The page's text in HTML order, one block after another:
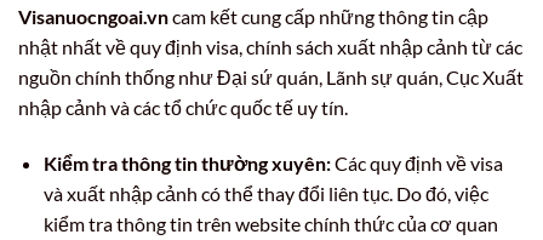
Visanuocngoai.vncam kết cung cấp những thông tin cập
nhật nhất về quy định visa, chính sách xuất nhập cảnh từ các
nguồn chính thống như Đại sứ quán, Lãnh sự quán, Cục Xuất
nhập cảnh và các tổ chức quốc tế uy tín.
Kiểm tra thông tin thường xuyên:Các quy định về visa
và xuất nhập cảnh có thể thay đổi liên tục. Do đó, việc
kiểm tra thông tin trên website chính thức của cơ quan